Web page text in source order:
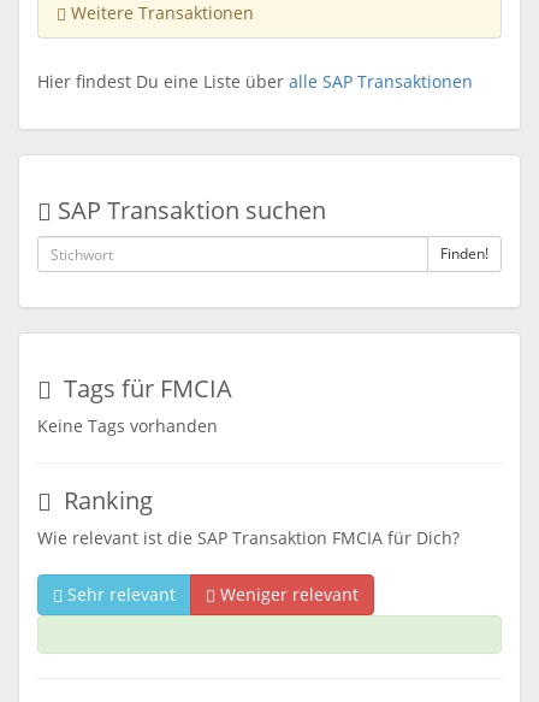
Weitere Transaktionen
Hier findest Du eine Liste über alle SAP Transaktionen
SAP Transaktion suchen
Finden!
Tags für FMCIA
Keine Tags vorhanden
Ranking
Wie relevant ist die SAP Transaktion FMCIA für Dich?
Sehr relevant Weniger relevant